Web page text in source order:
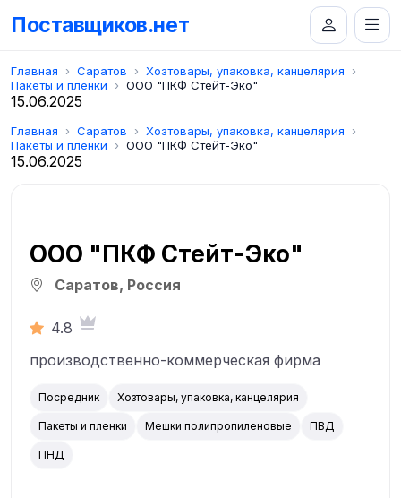
Поставщиков.нет
Главная Саратов
Хозтовары, упаковка, канцелярия
Пакеты и пленки
ООО "ПКФ Стейт-Эко"
15.06.2025
Главная Саратов
Хозтовары, упаковка, канцелярия
Пакеты и пленки
ООО "ПКФ Стейт-Эко"
15.06.2025
ООО "ПКФ Стейт-Эко"
Саратов, Россия
4.8
производственно-коммерческая фирма
Посредник Хозтовары, упаковка, канцелярия
Пакеты и пленки Мешки полипропиленовые ПВД
ПНД